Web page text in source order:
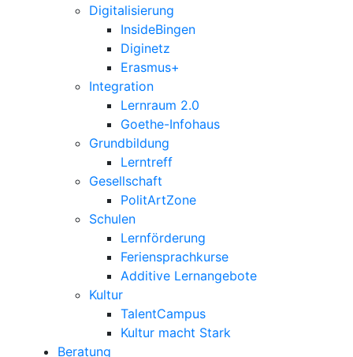
Digitalisierung
InsideBingen
Diginetz
Erasmus+
Integration
Lernraum 2.0
Goethe-Infohaus
Grundbildung
Lerntreff
Gesellschaft
PolitArtZone
Schulen
Lernförderung
Feriensprachkurse
Additive Lernangebote
Kultur
TalentCampus
Kultur macht Stark
Beratung